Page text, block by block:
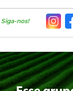
Siga-nos!